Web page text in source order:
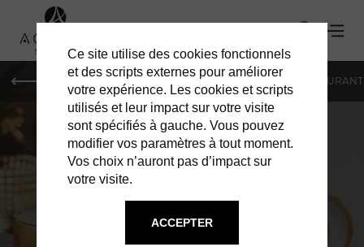
HOTELS VILLAS
RESTAURANTS
Ce site utilise des cookies fonctionnels
et des scripts externes pour améliorer
votre expérience. Les cookies et scripts
utilisés et leur impact sur votre visite
sont spécifiés à gauche. Vous pouvez
modifier vos paramètres à tout moment.
Vos choix n’auront pas d’impact sur
votre visite.
ACCEPTER